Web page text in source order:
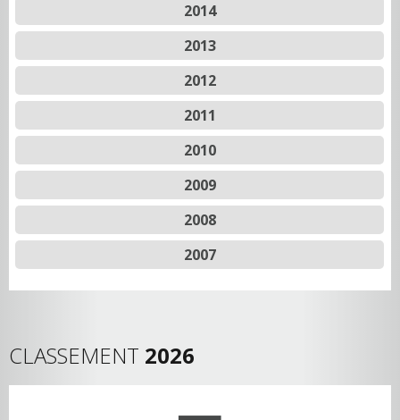
2014
2013
2012
2011
2010
2009
2008
2007
CLASSEMENT 2026